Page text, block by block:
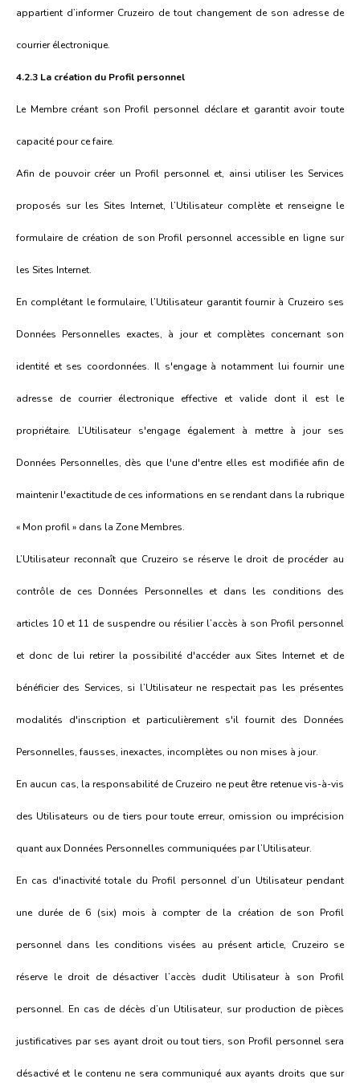
appartient d’informer Cruzeiro de tout changement de son adresse de
courrier électronique.
4.2.3 La création du Profil personnel
Le Membre créant son Profil personnel déclare et garantit avoir toute
capacité pour ce faire.
Afin de pouvoir créer un Profil personnel et, ainsi utiliser les Services
proposés sur les Sites Internet, l’Utilisateur complète et renseigne le
formulaire de création de son Profil personnel accessible en ligne sur
les Sites Internet.
En complétant le formulaire, l’Utilisateur garantit fournir à Cruzeiro ses
Données Personnelles exactes, à jour et complètes concernant son
identité et ses coordonnées. Il s'engage à notamment lui fournir une
adresse de courrier électronique effective et valide dont il est le
propriétaire. L’Utilisateur s'engage également à mettre à jour ses
Données Personnelles, dès que l'une d'entre elles est modifiée afin de
maintenir l'exactitude de ces informations en se rendant dans la rubrique
« Mon profil » dans la Zone Membres.
L’Utilisateur reconnaît que Cruzeiro se réserve le droit de procéder au
contrôle de ces Données Personnelles et dans les conditions des
articles 10 et 11 de suspendre ou résilier l’accès à son Profil personnel
et donc de lui retirer la possibilité d'accéder aux Sites Internet et de
bénéficier des Services, si l’Utilisateur ne respectait pas les présentes
modalités d'inscription et particulièrement s'il fournit des Données
Personnelles, fausses, inexactes, incomplètes ou non mises à jour.
En aucun cas, la responsabilité de Cruzeiro ne peut être retenue vis-à-vis
des Utilisateurs ou de tiers pour toute erreur, omission ou imprécision
quant aux Données Personnelles communiquées par l’Utilisateur.
En cas d'inactivité totale du Profil personnel d’un Utilisateur pendant
une durée de 6 (six) mois à compter de la création de son Profil
personnel dans les conditions visées au présent article, Cruzeiro se
réserve le droit de désactiver l’accès dudit Utilisateur à son Profil
personnel. En cas de décès d’un Utilisateur, sur production de pièces
justificatives par ses ayant droit ou tout tiers, son Profil personnel sera
désactivé et le contenu ne sera communiqué aux ayants droits que sur